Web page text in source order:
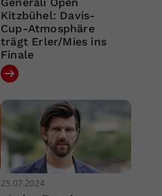
Kitzbühel: Davis-
Cup-Atmosphäre
trägt Erler/Mies ins
Finale
25.07.2024